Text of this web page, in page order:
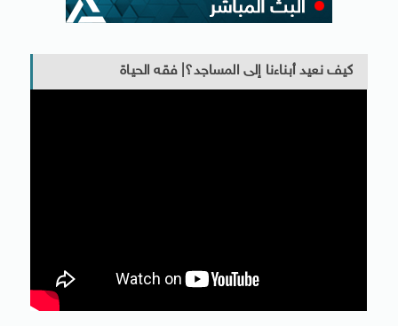
كيف نعيد أبناءنا إلى المساجد؟| فقه الحياة